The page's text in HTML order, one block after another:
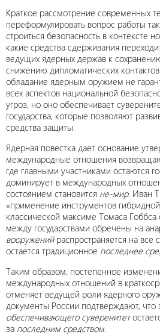
Краткое рассмотрение современных
переформулировать вопрос работы
строиться безопасность в контексте
какие средства сдерживания
ведущих ядерных держав к
снижению дипломатических
обладание ядерным оружием не
всех аспектов национальной
угроз, но оно обеспечивает
государства, которые позволяют
средства защиты.
Ядерная повестка дает основание
международные отношения
где главными участниками остаются
доминирует в международных
состоянием становится не-мир. Иван
«применение инструментов
классической максиме Томаса
между государствами обречены на
вооруженийраспространяется на
остается традиционное последнее
Таким образом, постепенное
международных отношений в
отменяет ведущей роли ядерного
документы России подтверждают, что
обеспечивающего суверенитет
за последним средством.